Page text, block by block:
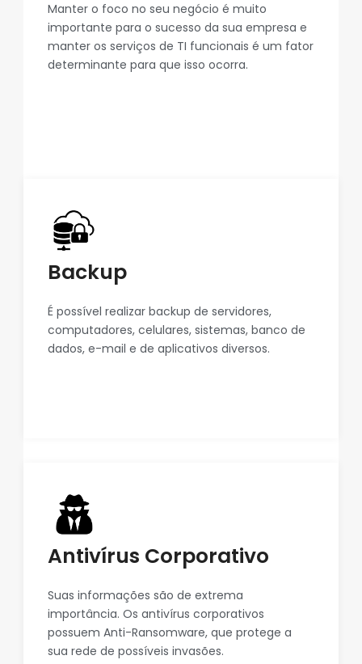
Manter o foco no seu negócio é muito
importante para o sucesso da sua empresa e
manter os serviços de TI funcionais é um fator
determinante para que isso ocorra.
Backup
É possível realizar backup de servidores,
computadores, celulares, sistemas, banco de
dados, e-mail e de aplicativos diversos.
Antivírus Corporativo
Suas informações são de extrema
importância. Os antivírus corporativos
possuem Anti-Ransomware, que protege a
sua rede de possíveis invasões.